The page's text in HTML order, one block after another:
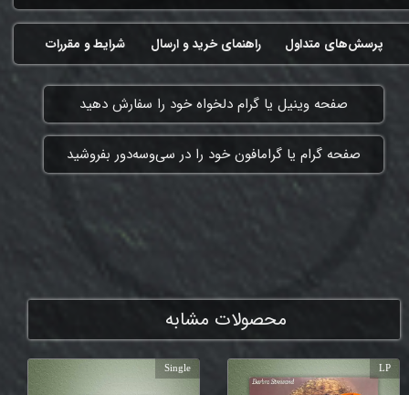
شرایط و مقررات راهنمای خرید و ارسال پرسش‌های متداول
​صفحه وینیل یا گرام دلخواه خود را سفارش دهید
​صفحه گرام یا گرامافون خود را در سی‌وسه‌دور بفروشید
محصولات مشابه
LP
Single